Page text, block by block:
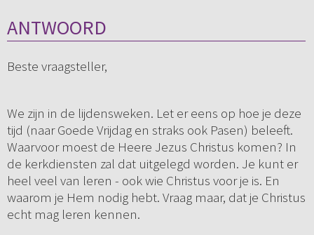
ANTWOORD
Beste vraagsteller,
We zijn in de lijdensweken. Let er eens op hoe je deze
tijd (naar Goede Vrijdag en straks ook Pasen) beleeft.
Waarvoor moest de Heere Jezus Christus komen? In
de kerkdiensten zal dat uitgelegd worden. Je kunt er
heel veel van leren - ook wie Christus voor je is. En
waarom je Hem nodig hebt. Vraag maar, dat je Christus
echt mag leren kennen.